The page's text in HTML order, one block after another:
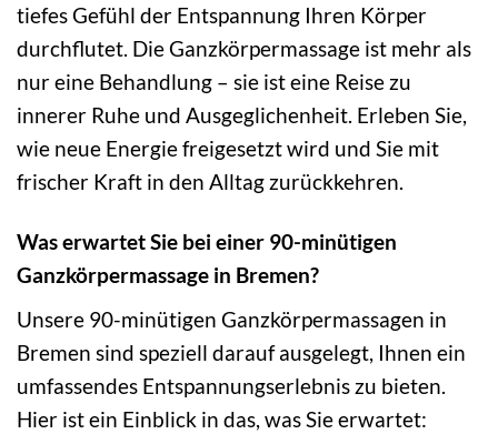
tiefes Gefühl der Entspannung Ihren Körper
durchflutet. Die Ganzkörpermassage ist mehr als
nur eine Behandlung – sie ist eine Reise zu
innerer Ruhe und Ausgeglichenheit. Erleben Sie,
wie neue Energie freigesetzt wird und Sie mit
frischer Kraft in den Alltag zurückkehren.
Was erwartet Sie bei einer 90-minütigen
Ganzkörpermassage in Bremen?
Unsere 90-minütigen Ganzkörpermassagen in
Bremen sind speziell darauf ausgelegt, Ihnen ein
umfassendes Entspannungserlebnis zu bieten.
Hier ist ein Einblick in das, was Sie erwartet: